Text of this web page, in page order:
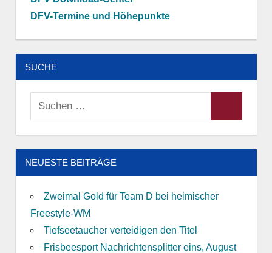
DFV-Termine und Höhepunkte
SUCHE
Suchen
NEUESTE BEITRÄGE
Zweimal Gold für Team D bei heimischer
Freestyle-WM
Tiefseetaucher verteidigen den Titel
Frisbeesport Nachrichtensplitter eins, August